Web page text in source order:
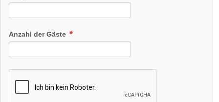
Anzahl der Gäste